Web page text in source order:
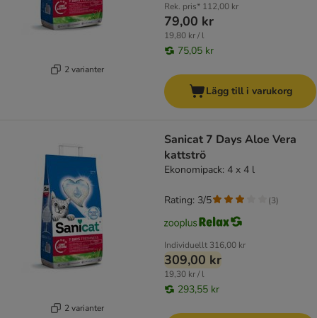
2 varianter
Rek. pris* 112,00 kr
79,00 kr
19,80 kr / l
75,05 kr
Lägg till i varukorg
2 varianter
Sanicat 7 Days Aloe Vera
kattströ
Ekonomipack: 4 x 4 l
Individuellt 316,00 kr
309,00 kr
19,30 kr / l
293,55 kr
Rating: 3/5 (3)